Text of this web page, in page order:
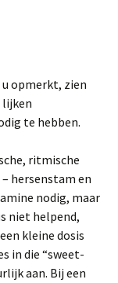
u opmerkt, zien
lijken
te hebben.
ritmische
hersenstam en
nodig, maar
niet helpend,
kleine dosis
in die “sweet-
aan. Bij een